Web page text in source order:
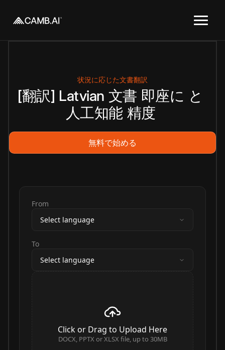
状況に応じた文書翻訳
[翻訳] Latvian 文書 即座に と
人工知能 精度
無料で始める
From
Select language
To
Select language
Click or Drag to Upload Here
DOCX, PPTX or XLSX file, up to 30MB